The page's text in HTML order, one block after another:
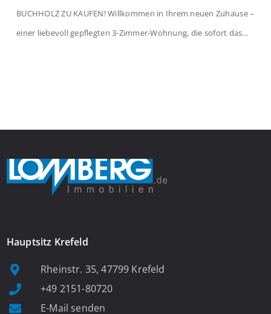
BUCHHOLZ ZU KAUFEN! Willkommen in Ihrem neuen Zuhause –
einer liebevoll gepflegten 3-Zimmer-Wohnung, die sofort das
Hauptsitz Krefeld
Rheinstr. 35, 47799 Krefeld
+49 2151-80720
E-Mail senden